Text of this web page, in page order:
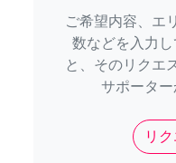
ご希望内容、エ
数などを入力
と、そのリクエ
サポーター
リ